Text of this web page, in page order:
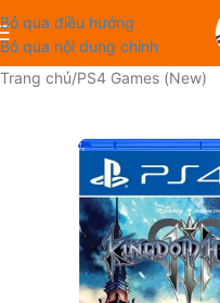
Bỏ qua điều hướng
Bỏ qua nội dung chính
Trang chủ/PS4 Games (New)